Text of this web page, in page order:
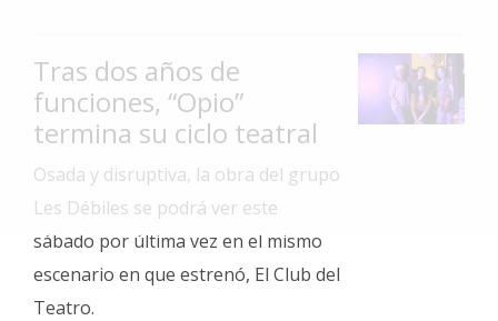
Cartelera
Fotos
de
Clasificados
Fúnebres
Tras dos años de
funciones, “Opio”
termina su ciclo teatral
Osada y disruptiva, la obra del grupo
Les Débiles se podrá ver este
sábado por última vez en el mismo
escenario en que estrenó, El Club del
Teatro.